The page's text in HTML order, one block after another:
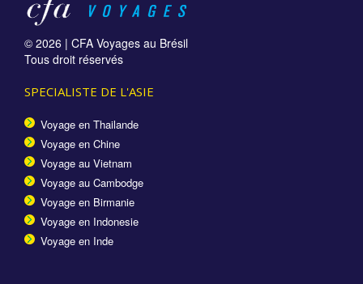
© 2026 | CFA Voyages au Brésil
Tous droit réservés
SPECIALISTE DE L'ASIE
Voyage en Thailande
Voyage en Chine
Voyage au Vietnam
Voyage au Cambodge
Voyage en Birmanie
Voyage en Indonesie
Voyage en Inde